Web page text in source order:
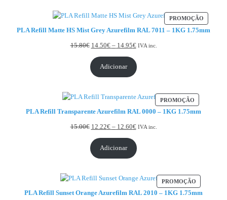
PROMOÇÃO
PLA Refill Matte HS Mist Grey Azurefilm RAL 7011 – 1KG 1.75mm
15.80€ 14.50€ – 14.95€Price range: 14.50€ through
IVA inc.
Adicionar
PROMOÇÃOPRODUTO
PLA Refill Transparente Azurefilm RAL 0000 – 1KG 1.75mm
15.00€ 12.22€ – 12.60€Price range: 12.22€ through
IVA inc.
Adicionar
PROMOÇÃOPRODUTO
PLA Refill Sunset Orange Azurefilm RAL 2010 – 1KG 1.75mm